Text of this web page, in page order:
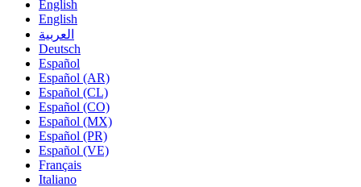
English
English
العربية
Deutsch
Español
Español (AR)
Español (CL)
Español (CO)
Español (MX)
Español (PR)
Español (VE)
Français
Italiano